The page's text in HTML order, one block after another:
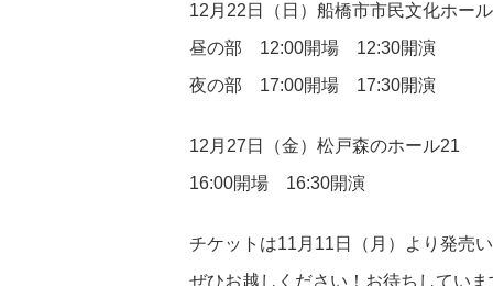
12月22日（日）船橋市市民文化ホール
昼の部 12:00開場 12:30開演
夜の部 17:00開場 17:30開演
12月27日（金）松戸森のホール21
16:00開場 16:30開演
チケットは11月11日（月）より発売い
ぜひお越しください！お待ちしていま